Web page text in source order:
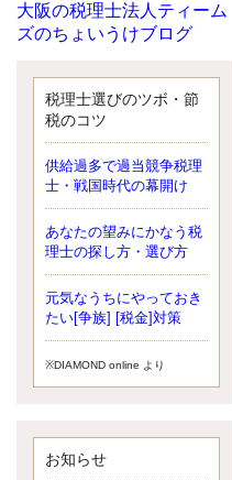
大阪の税理士法人ティーム
ズのちょいうけブログ
なったことに気付いた、税理士の
北井です。寂しいです。 先日、テ
ィームズイベントとしてバーベキ
ップしようと思いましたが、そこ
はセンスある後のブロガーに任せ
ようと思います。
更新:2017年5月1日(大阪市北区)
---------------------
サクセス会計事務所
サクセス税理士のお役立ち
ブログ
平成２７年１月１日以降開始の相
続より、相続税の基礎控除額（相
続税が課税されない遺産の上限
しています。
更新:2017年5月1日(大阪市中央区)
税理士選びのツボ・節
税のコツ
供給過多で過当競争税理
士・戦国時代の幕開け
あなたの望みにかなう税
理士の探し方・選び方
元気なうちにやっておき
たい[争族] [税金]対策
※DIAMOND online より
お知らせ